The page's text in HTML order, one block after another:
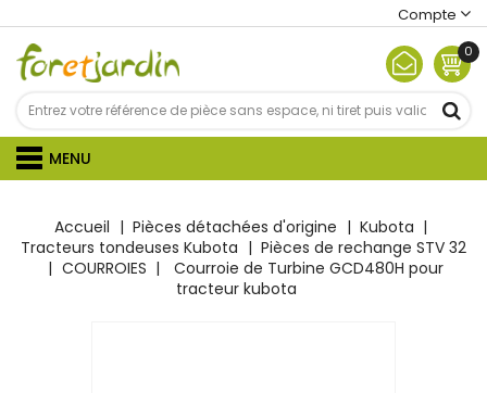
Compte
0
MENU
Accueil Pièces détachées d'origine
Kubota
Tracteurs tondeuses Kubota
Pièces de rechange STV 32
COURROIES
Courroie de Turbine GCD480H pour
tracteur kubota